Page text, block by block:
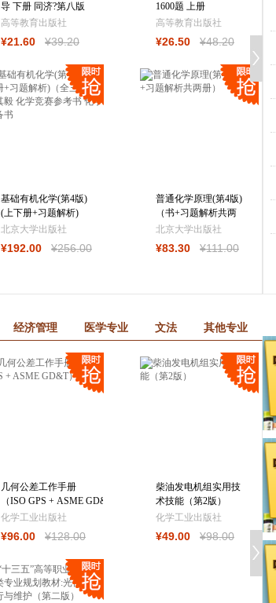
导 下册 同济?第八版
高等教育出版社
¥21.60 ¥39.20
1600题 上册
高等教育出版社
¥26.50 ¥48.20
基础有机化学(第4版)
(上下册+习题解析)
（全三册）邢其
北京大学出版社
¥192.00 ¥256.00
普通化学原理(第4版)
（书+习题解析共两
册）
北京大学出版社
¥83.30 ¥111.00
经济管理 医学专业 文法 其他专业
几何公差工作手册
（ISO GPS + ASME GD&T）
化学工业出版社
¥96.00 ¥128.00
柴油发电机组实用技
术技能（第2版）
化学工业出版社
¥49.00 ¥98.00